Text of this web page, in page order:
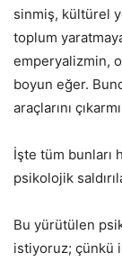
sinmiş, kültürel
toplum
emperyalizmin,
boyun eğer.
araçlarını
İşte tüm bunları
psikolojik
Bu yürütülen
istiyoruz; çünkü